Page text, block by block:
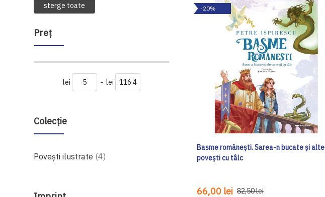
sterge toate
Preţ
lei - lei
Colecție
Povești ilustrate 4produse
-20%
Basme românești. Sarea-n bucate și alte
povești cu tâlc
66,00 lei 82,50 lei